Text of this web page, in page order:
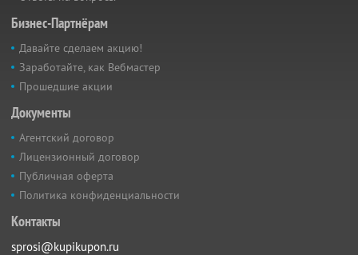
Бизнес-Партнёрам
Давайте сделаем акцию!
Заработайте, как Вебмастер
Прошедшие акции
Документы
Агентский договор
Лицензионный договор
Публичная оферта
Политика конфиденциальности
Контакты
sprosi@kupikupon.ru